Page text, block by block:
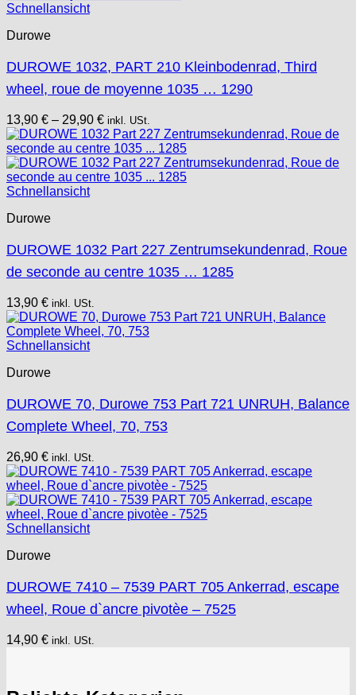
Schnellansicht
Durowe
DUROWE 1032, PART 210 Kleinbodenrad, Third
wheel, roue de moyenne 1035 … 1290
13,90 € – 29,90 € inkl. USt.
Schnellansicht
Durowe
DUROWE 1032 Part 227 Zentrumsekundenrad, Roue
de seconde au centre 1035 … 1285
13,90 € inkl. USt.
Schnellansicht
Durowe
DUROWE 70, Durowe 753 Part 721 UNRUH, Balance
Complete Wheel, 70, 753
26,90 € inkl. USt.
Schnellansicht
Durowe
DUROWE 7410 – 7539 PART 705 Ankerrad, escape
wheel, Roue d`ancre pivotèe – 7525
14,90 € inkl. USt.